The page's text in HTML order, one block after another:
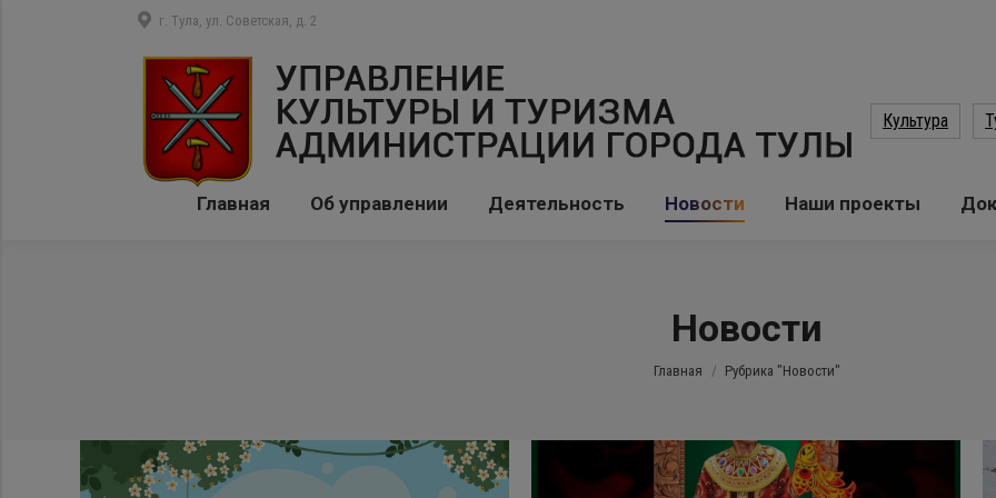
г. Тула, ул. Советская, д. 2
Культура
Главная Об управлении Деятельность Новости Наши проекты
Новости
Вы здесь:
Главная Рубрика "Новости"